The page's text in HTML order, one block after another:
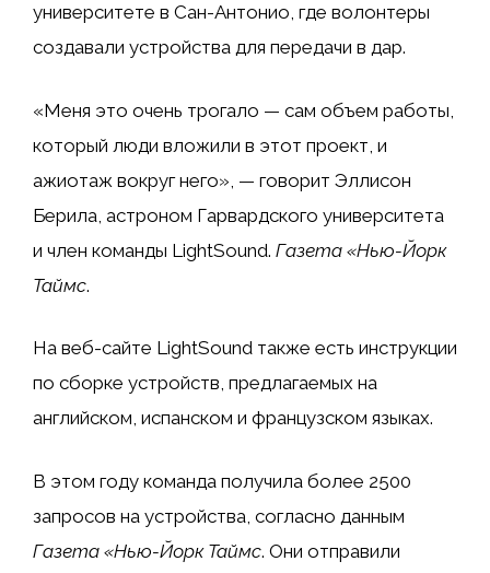
университете в Сан-Антонио, где волонтеры
создавали устройства для передачи в дар.
«Меня это очень трогало — сам объем работы,
который люди вложили в этот проект, и
ажиотаж вокруг него», — говорит Эллисон
Берила, астроном Гарвардского университета
и член команды LightSound. Газета «Нью-Йорк
Таймс.
На веб-сайте LightSound также есть инструкции
по сборке устройств, предлагаемых на
английском, испанском и французском языках.
В этом году команда получила более 2500
запросов на устройства, согласно данным
Газета «Нью-Йорк Таймс. Они отправили